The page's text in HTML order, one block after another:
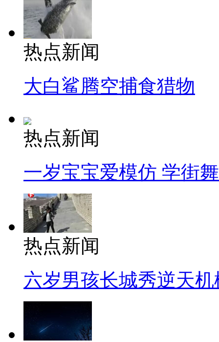
热点新闻
大白鲨腾空捕食猎物
热点新闻
一岁宝宝爱模仿 学街
热点新闻
六岁男孩长城秀逆天机